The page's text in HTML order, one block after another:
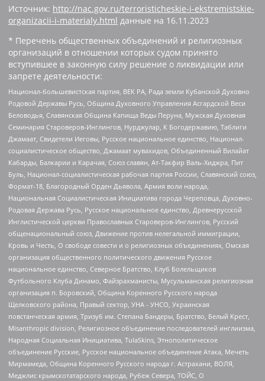
Источник: http://nac.gov.ru/terroristicheskie-i-ekstremistskie-
organizacii-i-materialy.html данные на 16.11.2023
* Перечень общественных объединений и религиозных
организаций в отношении которых судом принято
вступившее в законную силу решение о ликвидации или
запрете деятельности:
Национал-большевистская партия, ВЕК РА, Рада земли Кубанской Духовно
Родовой Державы Русь, Община Духовного Управления Асгардской Веси
Беловодья, Славянская Община Капища Веды Перуна, Мужская Духовная
Семинария Староверов-Инглингов, Нурджулар, К Богодержавию, Таблиги
Джамаат, Свидетели Иеговы, Русское национальное единство, Национал-
социалистическое общество, Джамаат мувахидов, Объединенный Вилайат
Кабарды, Балкарии и Карачая, Союз славян, Ат-Такфир Валь-Хиджра, Пит
Буль, Национал-социалистическая рабочая партия России, Славянский союз,
Формат-18, Благородный Орден Дьявола, Армия воли народа,
Национальная Социалистическая Инициатива города Череповца, Духовно-
Родовая Держава Русь, Русское национальное единство, Древнерусской
Инглистической церкви Православных Староверов-Инглингов, Русский
общенациональный союз, Движение против нелегальной иммиграции,
Кровь и Честь, О свободе совести и о религиозных объединениях, Омская
организация общественного политического движения Русское
национальное единство, Северное Братство, Клуб Болельщиков
Футбольного Клуба Динамо, Файзрахманисты, Мусульманская религиозная
организация п. Боровский, Община Коренного Русского народа
Щелковского района, Правый сектор, УНА - УНСО, Украинская
повстанческая армия, Тризуб им. Степана Бандеры, Братство, Белый Крест,
Misanthropic division, Религиозное объединение последователей инглиизма,
Народная Социальная Инициатива, TulaSkins, Этнополитическое
объединение Русские, Русское национальное объединение Атака, Мечеть
Мирмамеда, Община Коренного Русского народа г. Астрахани, ВОЛЯ,
Меджлис крымскотатарского народа, Рубеж Севера, ТОЙС, О